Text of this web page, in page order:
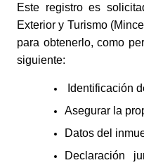
Este registro es
Exterior y Turismo
para obtenerlo, como
siguiente:
Identificación
Asegurar la
Datos del
Declaración